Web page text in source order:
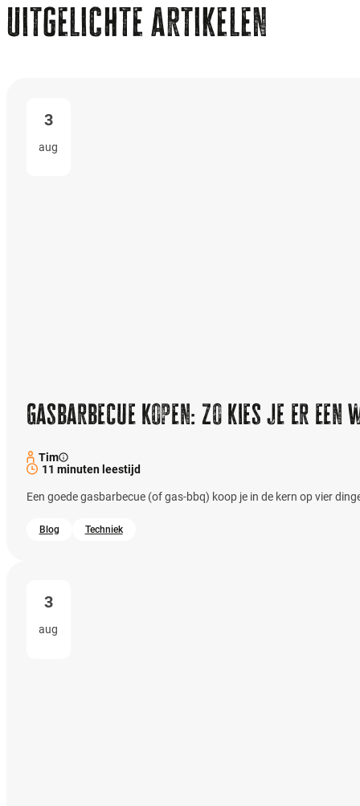
uitgelichte artikelen
3
aug
Gasbarbecue kopen: zo kies je er
Tim
11 minuten leestijd
Een goede gasbarbecue (of gas-bbq) koop je in de kern op vier
Blog Techniek
3
aug